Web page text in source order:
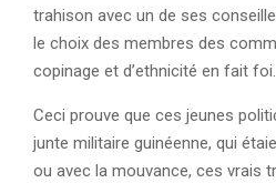
trahison avec un de ses
le choix des membres des
copinage et d’ethnicité en fait foi.
Ceci prouve que ces jeunes
junte militaire guinéenne, qui
ou avec la mouvance, ces vrais